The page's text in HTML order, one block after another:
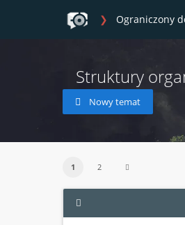
Ograniczony
Struktury
Nowy temat
1 2